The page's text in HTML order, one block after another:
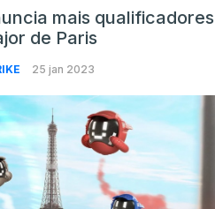
mais qualificadores
de Paris
25 jan 2023